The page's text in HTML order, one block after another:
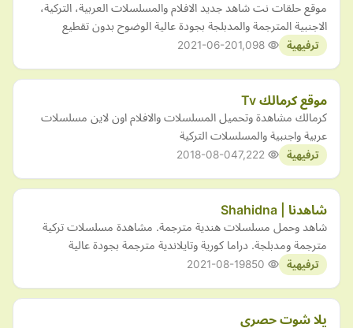
موقع حلقات نت شاهد جديد الافلام والمسلسلات العربية، التركية،
الاجنبية المترجمة والمدبلجة بجودة عالية الوضوح بدون تقطيع
ترفيهية 2021-06-20
موقع كرمالك Tv
كرمالك مشاهدة وتحميل المسلسلات والافلام اون لاين مسلسلات
عربية واجنبية والمسلسلات التركية
ترفيهية 2018-08-04
شاهدنا | Shahidna
شاهد وحمل مسلسلات هندية مترجمة. مشاهدة مسلسلات تركية
مترجمة ومدبلجة. دراما كورية وتايلاندية مترجمة بجودة عالية
ترفيهية 2021-08-19
يلا شوت حصري